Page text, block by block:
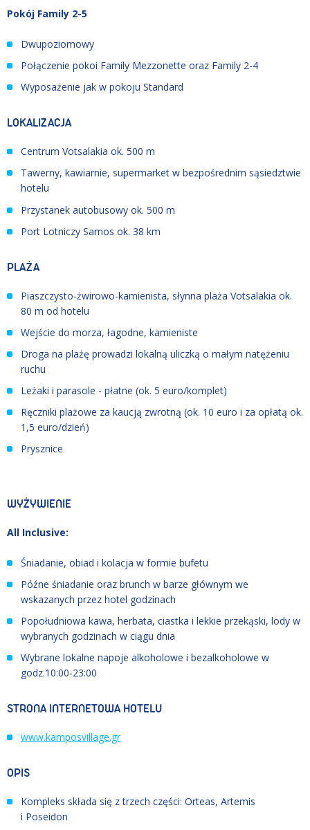
Pokój Family 2-5
Dwupoziomowy
Połączenie pokoi Family Mezzonette oraz Family 2-4
Wyposażenie jak w pokoju Standard
LOKALIZACJA
Centrum Votsalakia ok. 500 m
Tawerny, kawiarnie, supermarket w bezpośrednim sąsiedztwie
hotelu
Przystanek autobusowy ok. 500 m
Port Lotniczy Samos ok. 38 km
PLAŻA
Piaszczysto-żwirowo-kamienista, słynna plaża Votsalakia ok.
80 m od hotelu
Wejście do morza, łagodne, kamieniste
Droga na plażę prowadzi lokalną uliczką o małym natężeniu
ruchu
Leżaki i parasole - płatne (ok. 5 euro/komplet)
Ręczniki plażowe za kaucją zwrotną (ok. 10 euro i za opłatą ok.
1,5 euro/dzień)
Prysznice
WYŻYWIENIE
All Inclusive:
Śniadanie, obiad i kolacja w formie bufetu
Późne śniadanie oraz brunch w barze głównym we
wskazanych przez hotel godzinach
Popołudniowa kawa, herbata, ciastka i lekkie przekąski, lody w
wybranych godzinach w ciągu dnia
Wybrane lokalne napoje alkoholowe i bezalkoholowe w
godz.10:00-23:00
STRONA INTERNETOWA HOTELU
www.kamposvillage.gr
OPIS
Kompleks składa się z trzech części: Orteas, Artemis
i Poseidon